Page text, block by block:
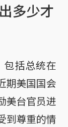
多少才
包括总统在
期美国国会
美台官员进
到尊重的情